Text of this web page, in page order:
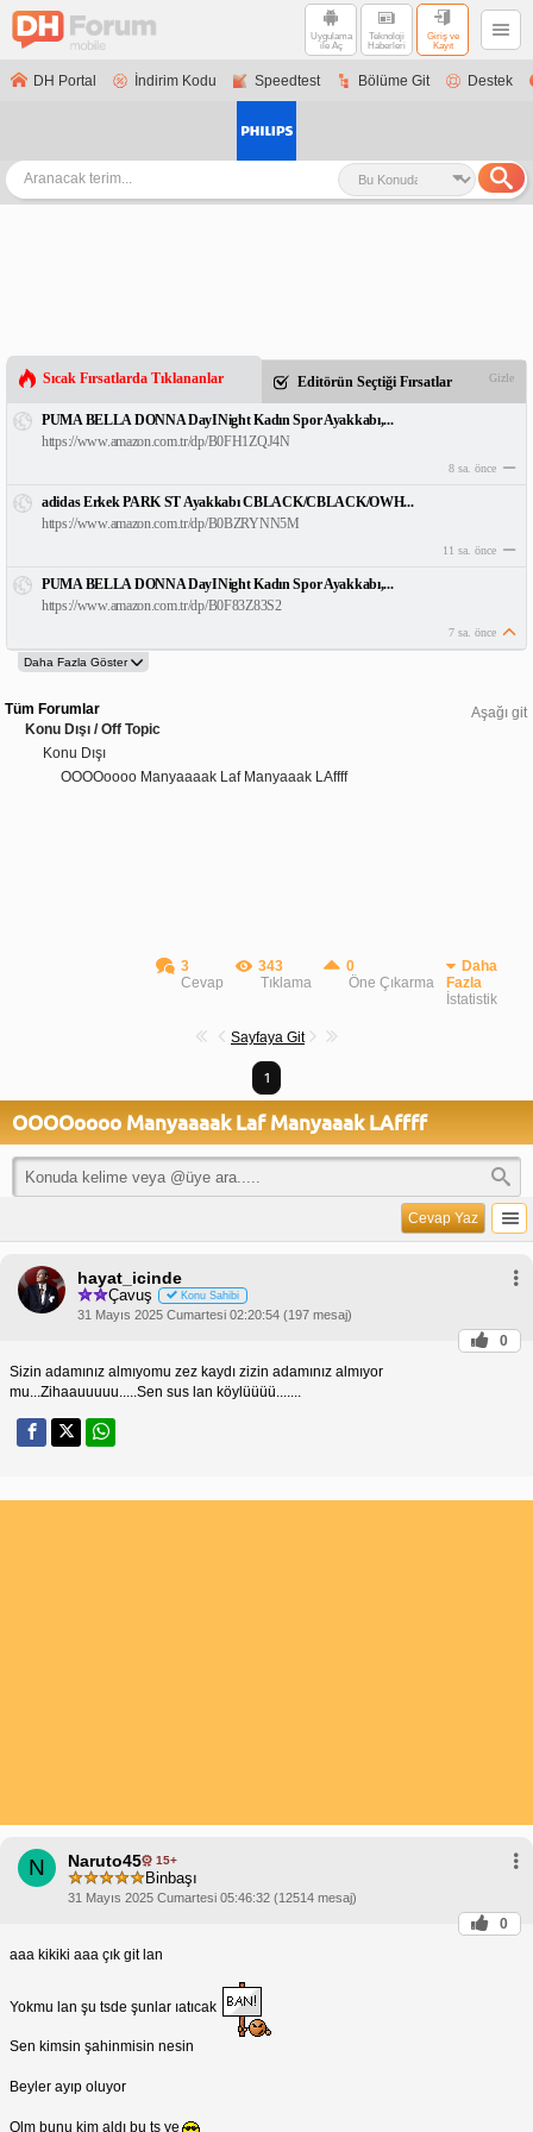
Uygulama
ile Aç
Teknoloji
Haberleri
Giriş ve
Kayıt
DH Portal İndirim Kodu Speedtest Bölüme Git Destek
Sıcak Fırsatlarda Tıklananlar Editörün Seçtiği Fırsatlar Gizle
PUMA BELLA DONNA DayINight Kadın Spor Ayakkabı,...
https://www.amazon.com.tr/dp/B0FH1ZQJ4N
8 sa. önce
adidas Erkek PARK ST Ayakkabı CBLACK/CBLACK/OWH...
https://www.amazon.com.tr/dp/B0BZRYNN5M
11 sa. önce
PUMA BELLA DONNA DayINight Kadın Spor Ayakkabı,...
https://www.amazon.com.tr/dp/B0F83Z83S2
7 sa. önce
Aşağı git
Tüm Forumlar
Konu Dışı / Off Topic
Konu Dışı
OOOOoooo Manyaaaak Laf Manyaaak LAffff
3
Cevap
343
Tıklama
0
Öne Çıkarma
Daha
Fazla
İstatistik
Sayfaya Git
1
OOOOoooo Manyaaaak Laf Manyaaak LAffff
Cevap Yaz
hayat_icinde
Çavuş Konu Sahibi
31 Mayıs 2025 Cumartesi 02:20:54 (197 mesaj)
0
Sizin adamınız almıyomu zez kaydı zizin adamınız almıyor
mu...Zihaauuuuu.....Sen sus lan köylüüüü.......
N Naruto45 15+
Binbaşı
31 Mayıs 2025 Cumartesi 05:46:32 (12514 mesaj)
0
aaa kikiki aaa çık git lan
Yokmu lan şu tsde şunlar ıatıcak
Sen kimsin şahinmisin nesin
Beyler ayıp oluyor
Olm bunu kim aldı bu ts ye